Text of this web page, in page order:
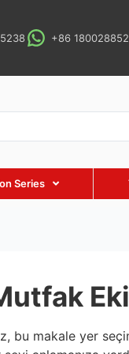
+86
Series
bu makale yer